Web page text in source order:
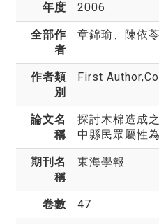
年度 2006
全部作
者
章錦瑜 、陳依苓
作者類
別
First
論文名
稱
探討木棉造成
中縣民眾屬性
期刊名
稱
東海學報
卷數 47